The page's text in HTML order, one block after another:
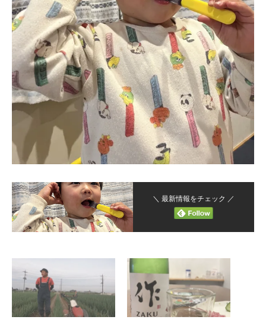
＼ 最新情報をチェック ／